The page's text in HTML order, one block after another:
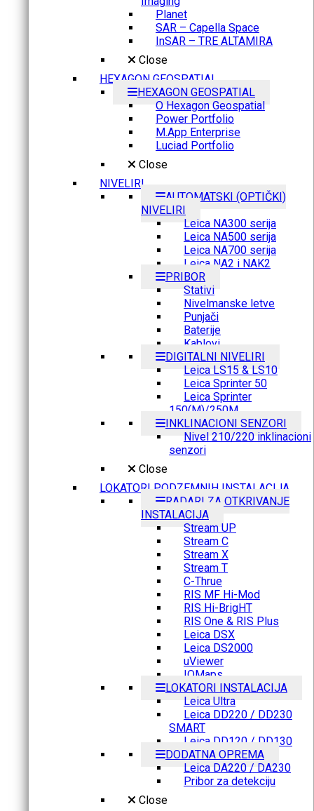
Planet
SAR – Capella Space
InSAR – TRE ALTAMIRA
Close
HEXAGON GEOSPATIAL
HEXAGON GEOSPATIAL
O Hexagon Geospatial
Power Portfolio
M.App Enterprise
Luciad Portfolio
Close
NIVELIRI
AUTOMATSKI (OPTIČKI)
NIVELIRI
Leica NA300 serija
Leica NA500 serija
Leica NA700 serija
Leica NA2 i NAK2
PRIBOR
Stativi
Nivelmanske letve
Punjači
Baterije
Kablovi
DIGITALNI NIVELIRI
Leica LS15 & LS10
Leica Sprinter 50
Leica Sprinter
150(M)/250M
INKLINACIONI SENZORI
Nivel 210/220 inklinacioni
senzori
Close
LOKATORI PODZEMNIH INSTALACIJA
RADARI ZA OTKRIVANJE
INSTALACIJA
Stream UP
Stream C
Stream X
Stream T
C-Thrue
RIS MF Hi-Mod
RIS Hi-BrigHT
RIS One & RIS Plus
Leica DSX
Leica DS2000
uViewer
IQMaps
LOKATORI INSTALACIJA
Leica Ultra
Leica DD220 / DD230
SMART
Leica DD120 / DD130
DODATNA OPREMA
Leica DA220 / DA230
Pribor za detekciju
Close